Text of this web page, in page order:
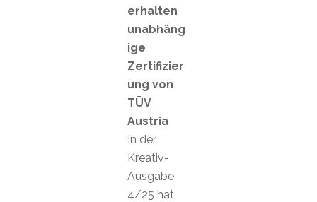
erhalten
unabhäng
ige
Zertifizier
ung von
TÜV
Austria
In der
Kreativ-
Ausgabe
4/25 hat